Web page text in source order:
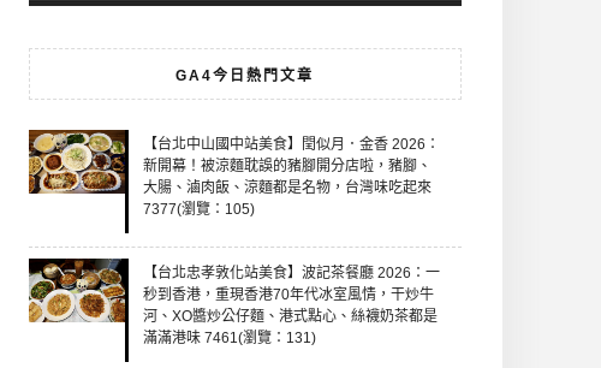
GA4今日熱門文章
【台北中山國中站美食】閏似月．金香 2026：
新開幕！被涼麵耽誤的豬腳開分店啦，豬腳、
大腸、滷肉飯、涼麵都是名物，台灣味吃起來
7377(瀏覽：105)
【台北忠孝敦化站美食】波記茶餐廳 2026：一
秒到香港，重現香港70年代冰室風情，干炒牛
河、XO醬炒公仔麵、港式點心、絲襪奶茶都是
滿滿港味 7461(瀏覽：131)